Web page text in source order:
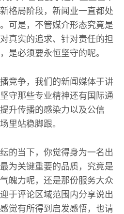
格局阶段，新闻业一直都处
可是，不管媒介形态究竟是
真实的追求、针对责任的担
是必须要永恒坚守的呢。
竞争，我们的新闻媒体于讲
守那些专业精神还有国际通
升传播的感染力以及公信
里站稳脚跟。
的当下，你觉得身为一名出
为关键重要的品质，究竟是
魄力呢，还是那份服务大众
于评论区域范围内分享说出
觉有所得到启发感悟，也请